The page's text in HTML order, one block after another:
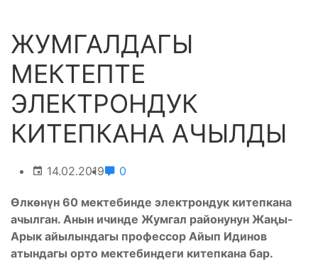
ЖУМГАЛДАГЫ
МЕКТЕПТЕ
ЭЛЕКТРОНДУК
КИТЕПКАНА АЧЫЛДЫ
14.02.2019 0
Өлкөнүн 60 мектебинде электрондук китепкана
ачылган. Анын ичинде Жумгал районунун Жаңы-
Арык айылындагы профессор Айып Идинов
атындагы орто мектебиндеги китепкана бар.